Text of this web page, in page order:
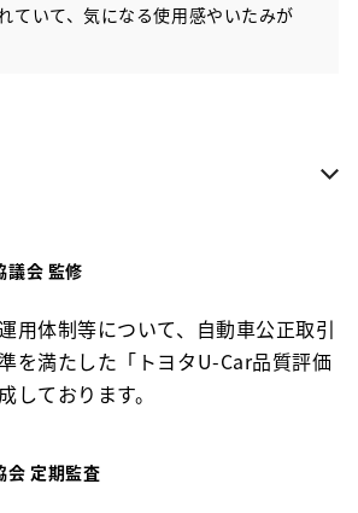
ていて、気になる使用感やいたみが
議会 監修
用体制等について、自動車公正取引
を満たした「トヨタU-Car品質評価
しております。
会 定期監査